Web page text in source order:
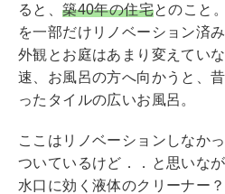
k
ると、築40年の住宅とのこと
を一部だけリノベーション済
外観とお庭はあまり変えてい
速、お風呂の方へ向かうと、
ったタイルの広いお風呂。
こ こはリノベーションしなか
ついているけど．．と思いな
水口に効く液体のクリーナー